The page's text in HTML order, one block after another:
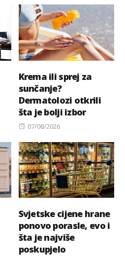
Krema ili sprej za
sunčanje?
Dermatolozi otkrili
šta je bolji izbor
Posted
07/08/2026
Svjetske cijene hrane
ponovo porasle, evo i
šta je najviše
poskupjelo